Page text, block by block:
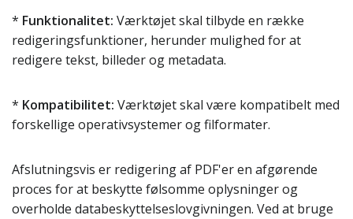
* Funktionalitet: Værktøjet skal tilbyde en række
redigeringsfunktioner, herunder mulighed for at
redigere tekst, billeder og metadata.
* Kompatibilitet: Værktøjet skal være kompatibelt med
forskellige operativsystemer og filformater.
Afslutningsvis er redigering af PDF'er en afgørende
proces for at beskytte følsomme oplysninger og
overholde databeskyttelseslovgivningen. Ved at bruge